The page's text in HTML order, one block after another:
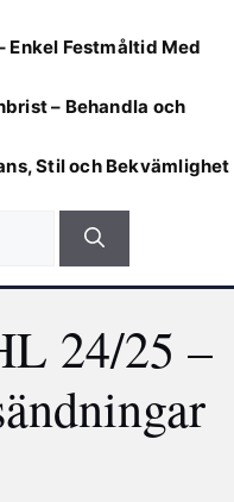
Enkel Festmåltid Med
– Behandla och
Stil och Bekvämlighet
24/25 –